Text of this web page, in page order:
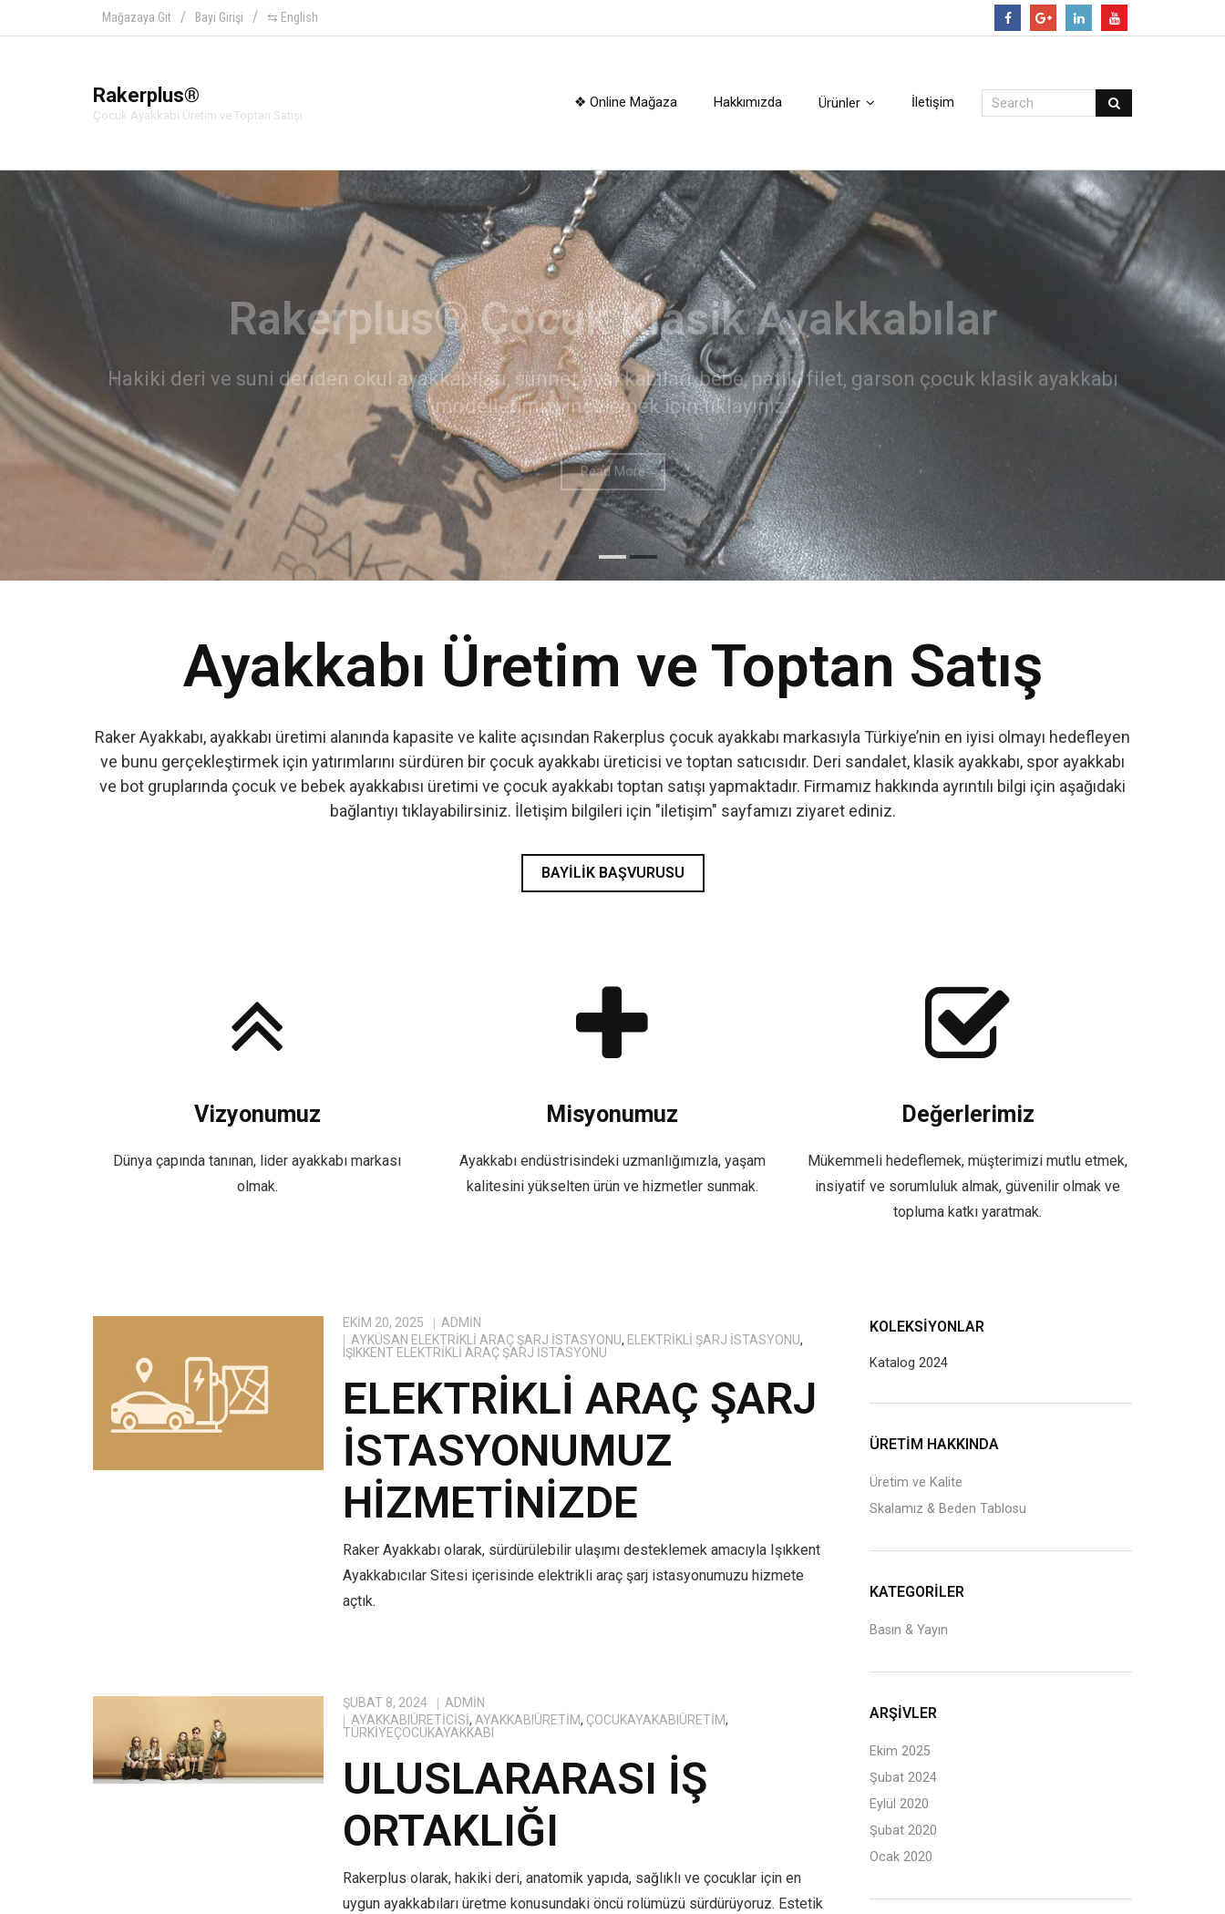
Mağazaya Git Bayi Girişi ⇆ English
Rakerplus®
Çocuk Ayakkabı Üretim ve Toptan Satışı
❖ Online Mağaza Hakkımızda Ürünler İletişim
Rakerplus® Çocuk Botları
Ayakkabı Üretim ve Toptan Satış
Raker Ayakkabı, ayakkabı üretimi alanında kapasite ve kalite açısından Rakerplus çocuk ayakkabı markasıyla Türkiye’nin en iyisi olmayı hedefleyen
ve bunu gerçekleştirmek için yatırımlarını sürdüren bir çocuk ayakkabı üreticisi ve toptan satıcısıdır. Deri sandalet, klasik ayakkabı, spor ayakkabı
ve bot gruplarında çocuk ve bebek ayakkabısı üretimi ve çocuk ayakkabı toptan satışı yapmaktadır. Firmamız hakkında ayrıntılı bilgi için aşağıdaki
bağlantıyı tıklayabilirsiniz. İletişim bilgileri için "iletişim" sayfamızı ziyaret ediniz.
BAYILIK BAŞVURUSU
Vizyonumuz
Dünya çapında tanınan, lider ayakkabı markası
olmak.
Misyonumuz
Ayakkabı endüstrisindeki uzmanlığımızla, yaşam
kalitesini yükselten ürün ve hizmetler sunmak.
Değerlerimiz
Mükemmeli hedeflemek, müşterimizi mutlu etmek,
insiyatif ve sorumluluk almak, güvenilir olmak ve
topluma katkı yaratmak.
EKIM 20, 2025
ADMIN
AYKÜSAN ELEKTRIKLI ARAÇ ŞARJ İSTASYONU, ELEKTRIKLI ŞARJ İSTASYONU,
IŞIKKENT ELEKTRIKLI ARAÇ ŞARJ İSTASYONU
ELEKTRIKLI ARAÇ ŞARJ
İSTASYONUMUZ
HIZMETINIZDE
Raker Ayakkabı olarak, sürdürülebilir ulaşımı desteklemek amacıyla Işıkkent
Ayakkabıcılar Sitesi içerisinde elektrikli araç şarj istasyonumuzu hizmete
açtık.
ŞUBAT 8, 2024
ADMIN
AYAKKABIÜRETICISI, AYAKKABIÜRETIM, ÇOCUKAYAKABIÜRETIM,
TÜRKIYEÇOCUKAYAKKABI
ULUSLARARASI İŞ
ORTAKLIĞI
Rakerplus olarak, hakiki deri, anatomik yapıda, sağlıklı ve çocuklar için en
uygun ayakkabıları üretme konusundaki öncü rolümüzü sürdürüyoruz. Estetik
KOLEKSIYONLAR
Katalog 2024
ÜRETİM HAKKINDA
Üretim ve Kalite
Skalamız & Beden Tablosu
KATEGORILER
Basın & Yayın
ARŞIVLER
Ekim 2025
Şubat 2024
Eylül 2020
Şubat 2020
Ocak 2020